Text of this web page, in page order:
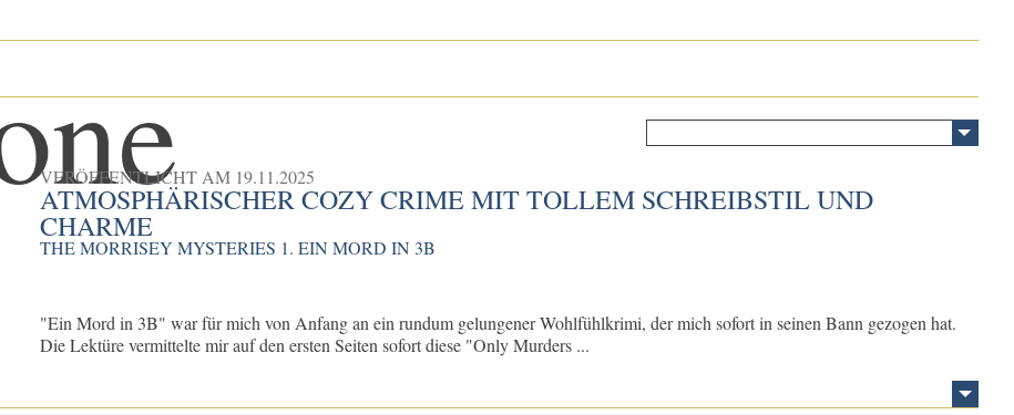
VERÖFFENTLICHT AM 19.11.2025
ATMOSPHÄRISCHER COZY CRIME MIT TOLLEM SCHREIBSTIL UND
CHARME
THE MORRISEY MYSTERIES 1. EIN MORD IN 3B
​"Ein Mord in 3B" war für mich von Anfang an ein rundum gelungener Wohlfühlkrimi, der mich sofort in seinen Bann gezogen hat.
Die Lektüre vermittelte mir auf den ersten Seiten sofort diese "Only Murders ...